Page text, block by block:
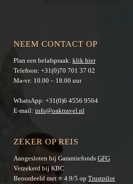
NEEM CONTACT OP
Plan een belafspraak: klik hier
Telefoon: +31(0)70 701 37 02
Ma-vr: 10.00 – 18.00 uur
WhatsApp: +31(0)6 4556 9564
E-mail: info@oaktravel.nl
ZEKER OP REIS
Aangesloten bij Garantiefonds GFG
Verzekerd bij KBC
Beoordeeld met ⭐ 4.9/5 op Trustpilot